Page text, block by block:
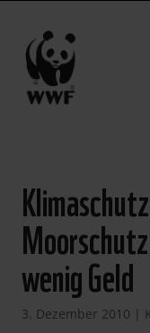
wenig Geld
3. Dezember 2010 |